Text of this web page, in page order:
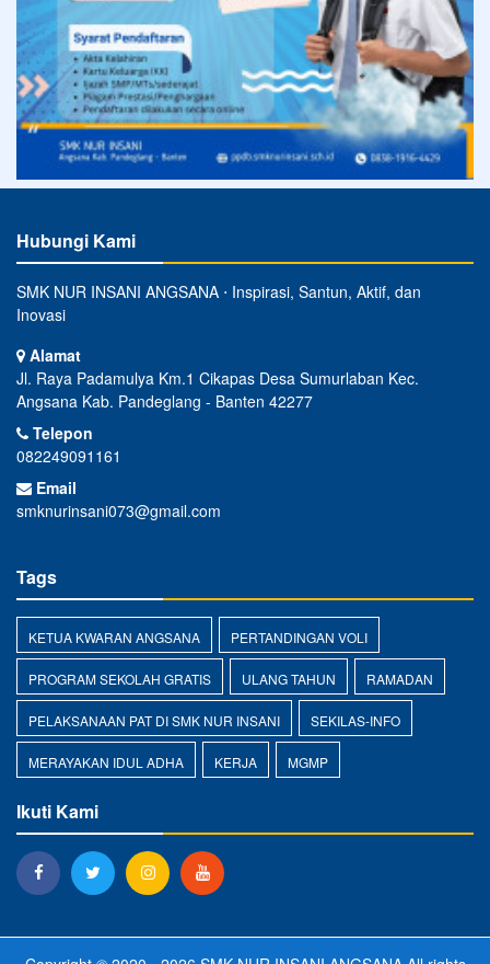
Hubungi Kami
SMK NUR INSANI ANGSANA ⋅ Inspirasi, Santun, Aktif, dan
Inovasi
Alamat
Jl. Raya Padamulya Km.1 Cikapas Desa Sumurlaban Kec.
Angsana Kab. Pandeglang - Banten 42277
Telepon
082249091161
Email
smknurinsani073@gmail.com
Tags
KETUA KWARAN ANGSANA PERTANDINGAN VOLI
PROGRAM SEKOLAH GRATIS ULANG TAHUN RAMADAN
PELAKSANAAN PAT DI SMK NUR INSANI SEKILAS-INFO
MERAYAKAN IDUL ADHA KERJA MGMP
Ikuti Kami